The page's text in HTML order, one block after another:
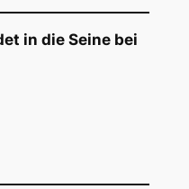
in die Seine bei